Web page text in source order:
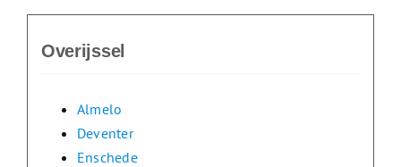
Overijssel
Almelo
Deventer
Enschede